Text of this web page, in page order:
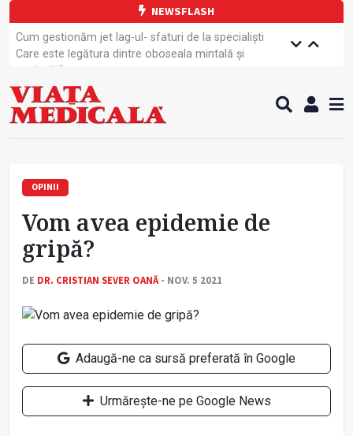
NEWSFLASH
Cum gestionăm jet lag-ul- sfaturi de la specialiști
Care este legătura dintre oboseala mintală și
caniculă?
Campanie de prevenție dedicată sportivelor
Un nou studiu pentru testarea unui vaccin împotriva
tulpinei Bundibugyo a virusului Ebola
sănătate
Demersuri pentru acces transfrontalier la date
Contractul cadru ar putea fi modificat
temporar
OPINII
Vom avea epidemie de
gripă?
DE DR. CRISTIAN SEVER OANĂ - NOV. 5 2021
Adaugă-ne ca sursă preferată în Google
Urmărește-ne pe Google News